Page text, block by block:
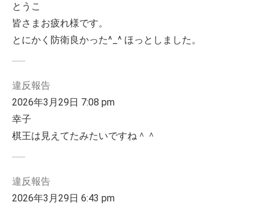
とうこ
皆さまお疲れ様です。
とにかく防衛良かった^_^ ほっとしました。
違反報告
2026年3月29日 7:08 pm
幸子
棋王は見えてたみたいですね＾＾
違反報告
2026年3月29日 6:43 pm